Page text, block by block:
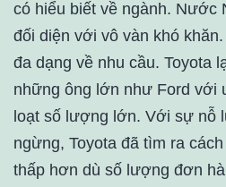
có hiểu biết về ngành. Nước
đối diện với vô vàn khó
đa dạng về nhu cầu. Toyota
những ông lớn như Ford với
loạt số lượng lớn. Với sự nỗ
ngừng, Toyota đã tìm ra
thấp hơn dù số lượng đơn